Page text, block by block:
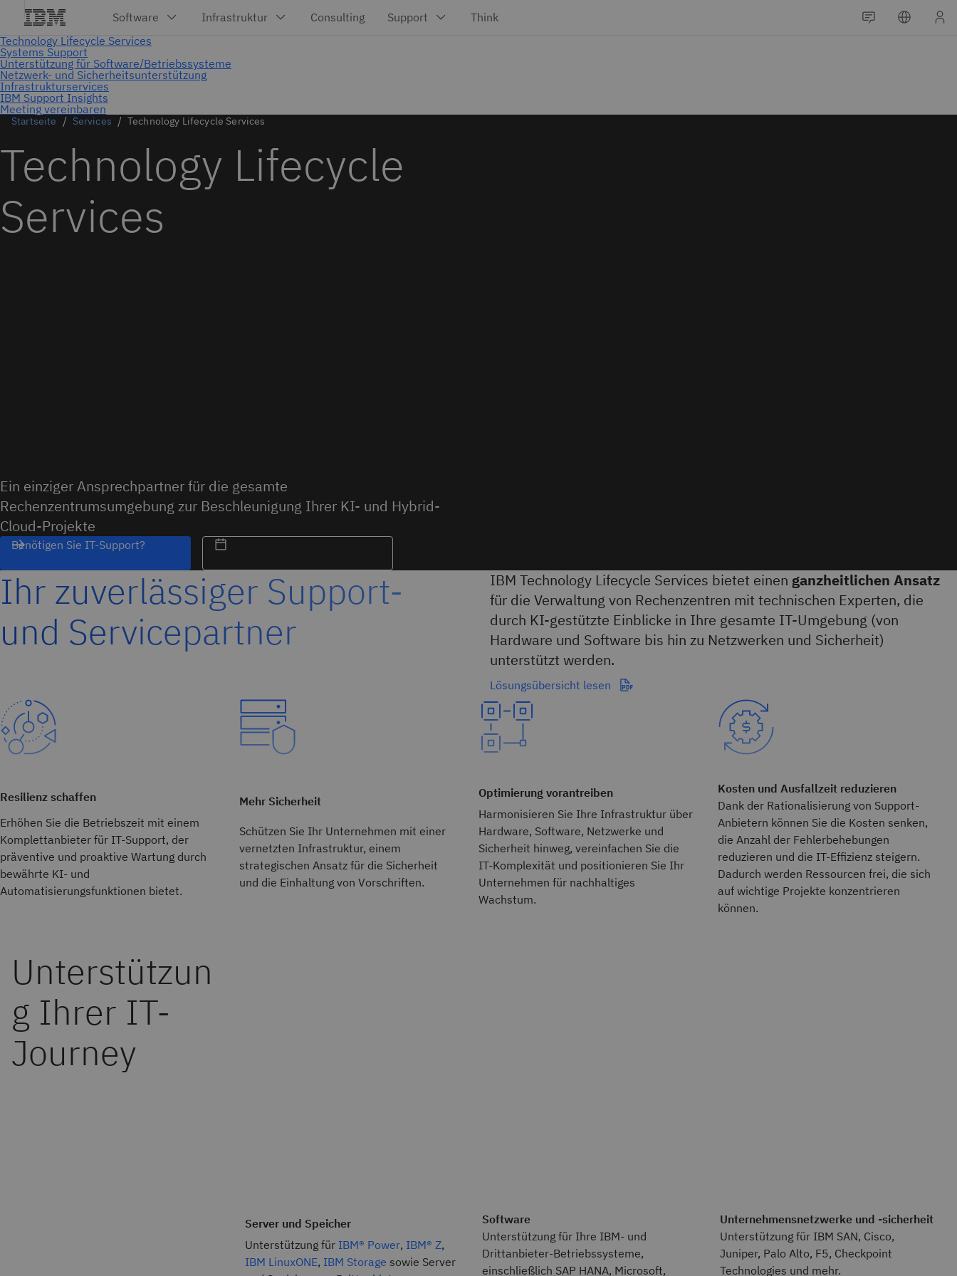
Meeting vereinbaren
Startseite Services Technology Lifecycle Services
Technology Lifecycle
Services
Ein einziger Ansprechpartner für die gesamte
Rechenzentrumsumgebung zur Beschleunigung Ihrer KI- und Hybrid-
Cloud-Projekte
Benötigen Sie IT-Support?
Ihr zuverlässiger Support-
und Servicepartner
IBM Technology Lifecycle Services bietet einen ganzheitlichen Ansatz
für die Verwaltung von Rechenzentren mit technischen Experten, die
durch KI-gestützte Einblicke in Ihre gesamte IT-Umgebung (von
Hardware und Software bis hin zu Netzwerken und Sicherheit)
unterstützt werden.
Lösungsübersicht lesen
Resilienz schaffen
Erhöhen Sie die Betriebszeit mit einem
Komplettanbieter für IT-Support, der
präventive und proaktive Wartung durch
bewährte KI- und
Automatisierungsfunktionen bietet.
Mehr Sicherheit
Schützen Sie Ihr Unternehmen mit einer
vernetzten Infrastruktur, einem
strategischen Ansatz für die Sicherheit
und die Einhaltung von Vorschriften.
Optimierung vorantreiben
Harmonisieren Sie Ihre Infrastruktur über
Hardware, Software, Netzwerke und
Sicherheit hinweg, vereinfachen Sie die
IT-Komplexität und positionieren Sie Ihr
Unternehmen für nachhaltiges
Wachstum.
Kosten und Ausfallzeit reduzieren
Dank der Rationalisierung von Support-
Anbietern können Sie die Kosten senken,
die Anzahl der Fehlerbehebungen
reduzieren und die IT-Effizienz steigern.
Dadurch werden Ressourcen frei, die sich
auf wichtige Projekte konzentrieren
können.
Server und Speicher
Unterstützung für IBM® Power, IBM® Z,
IBM LinuxONE, IBM Storage sowie Server
Software
Unterstützung für Ihre IBM- und
Drittanbieter-Betriebssysteme,
einschließlich SAP HANA, Microsoft,
Unternehmensnetzwerke und -sicherheit
Unterstützung für IBM SAN, Cisco,
Juniper, Palo Alto, F5, Checkpoint
Technologies und mehr.